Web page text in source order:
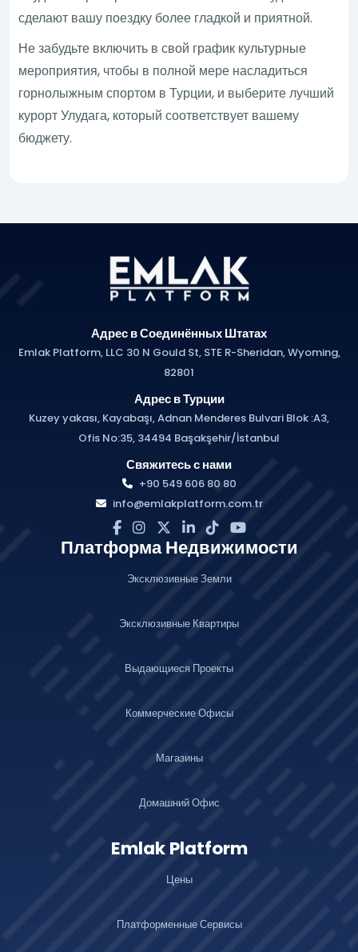
сделают вашу поездку более гладкой и приятной.
Не забудьте включить в свой график культурные
мероприятия, чтобы в полной мере насладиться
горнолыжным спортом в Турции, и выберите лучший
курорт Улудага, который соответствует вашему
бюджету.
Адрес в Соединённых Штатах
Emlak Platform, LLC 30 N Gould St, STE R-Sheridan, Wyoming,
82801
Адрес в Турции
Kuzey yakası, Kayabaşı, Adnan Menderes Bulvari Blok :A3,
Ofis No:35, 34494 Başakşehir/İstanbul
Свяжитесь с нами
+90 549 606 80 80
info@emlakplatform.com.tr
Платформа Недвижимости
Эксклюзивные Земли
Эксклюзивные Квартиры
Выдающиеся Проекты
Коммерческие Офисы
Магазины
Домашний Офис
Emlak Platform
Цены
Платформенные Сервисы